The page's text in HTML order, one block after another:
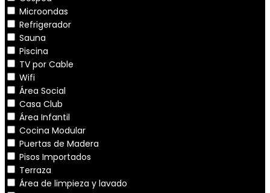
Microondas
Refrigerador
Sauna
Piscina
TV por Cable
Wifi
Área Social
Casa Club
Área Infantil
Cocina Modular
Puertas de Madera
Pisos Importados
Terraza
Área de limpieza y lavado